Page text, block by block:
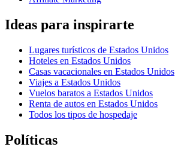
Ideas para inspirarte
Lugares turísticos de Estados Unidos
Hoteles en Estados Unidos
Casas vacacionales en Estados Unidos
Viajes a Estados Unidos
Vuelos baratos a Estados Unidos
Renta de autos en Estados Unidos
Todos los tipos de hospedaje
Políticas